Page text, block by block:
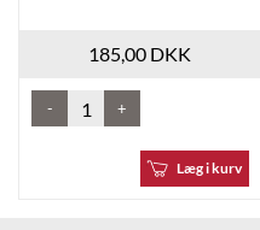
185,00 DKK
- +
Læg i kurv